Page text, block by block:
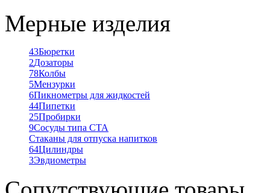
Мерные изделия
43Бюретки
2Дозаторы
78Колбы
5Мензурки
6Пикнометры для жидкостей
44Пипетки
25Пробирки
9Сосуды типа СТА
Стаканы для отпуска напитков
64Цилиндры
3Эвдиометры